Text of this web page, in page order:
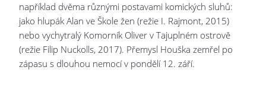
například dvěma různými postavami komických sluhů:
jako hlupák Alan ve Škole žen (režie I. Rajmont, 2015)
nebo vychytralý Komorník Oliver v Tajuplném ostrově
(režie Filip Nuckolls, 2017). Přemysl Houška zemřel po
zápasu s dlouhou nemocí v pondělí 12. září.